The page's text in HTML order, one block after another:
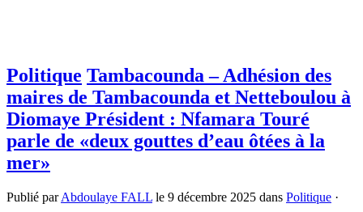
Politique Tambacounda – Adhésion des
maires de Tambacounda et Netteboulou à
Diomaye Président : Nfamara Touré
parle de «deux gouttes d’eau ôtées à la
mer»
Publié parAbdoulaye FALL le 9 décembre 2025 dans Politique ·